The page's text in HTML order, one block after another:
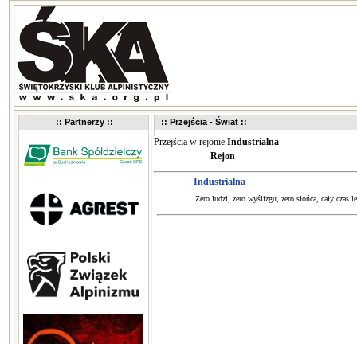
:: Partnerzy :: :: Przejścia - Świat ::
Przejścia w rejonie Industrialna
Rejon
Industrialna
Zero ludzi, zero wyślizgu, zero słońca, cały